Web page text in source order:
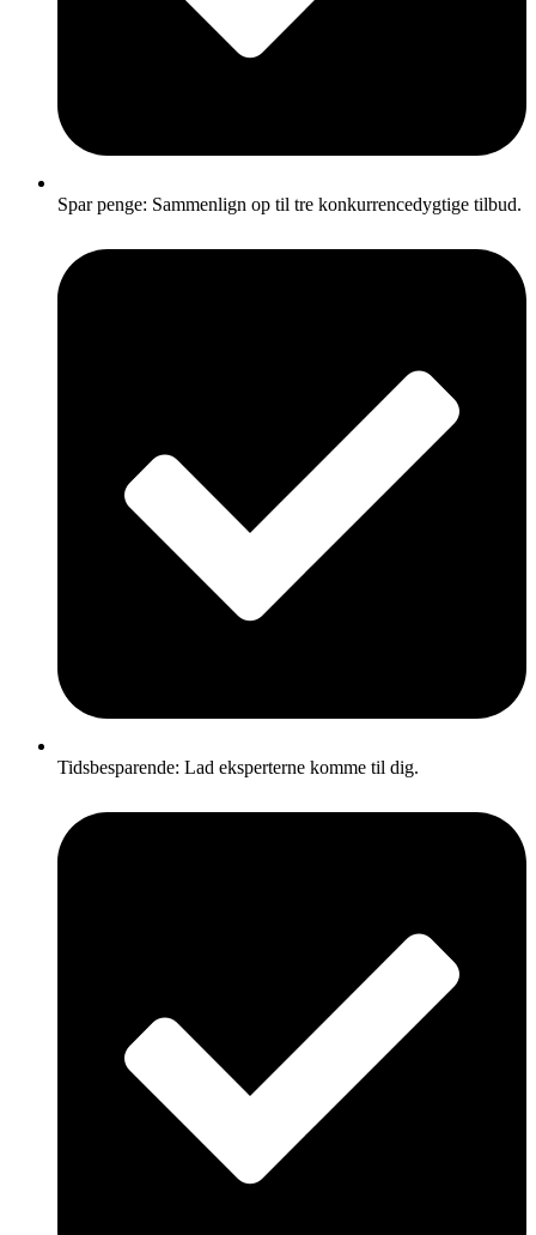
Spar penge: Sammenlign op til tre konkurrencedygtige tilbud.
Tidsbesparende: Lad eksperterne komme til dig.